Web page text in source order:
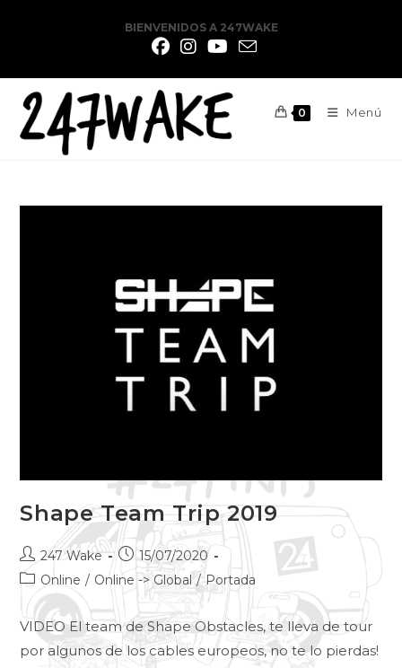
BIENVENIDOS A 247WAKE
0 Menú
Shape Team Trip 2019
247 Wake
15/07/2020
Online / Online -> Global / Portada
VIDEO El team de Shape Obstacles, te lleva de tour
por algunos de los cables europeos, no te lo pierdas!